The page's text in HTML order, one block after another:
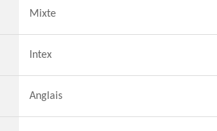
Mixte
Intex
Anglais